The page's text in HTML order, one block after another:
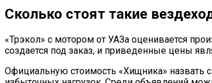
Сколько стоят такие
«Трэкол» с мотором от УАЗа оценивается
создается под заказ, и приведенные цены
Официальную стоимость «Хищника» назвать